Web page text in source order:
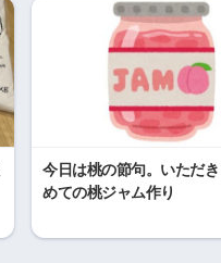
今日は桃の節句。いただ
めての桃ジャム作り